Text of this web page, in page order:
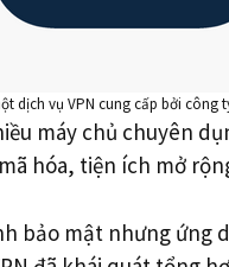
dịch vụ VPN cung cấp bởi công
máy chủ chuyên
hóa, tiện ích mở
bảo mật nhưng